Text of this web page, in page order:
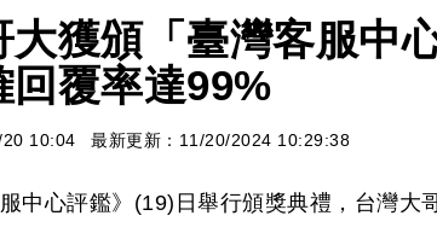
大獲頒「臺灣客服
回覆率達99%
10:04 最新更新：11/20/2024 10:29:38
中心評鑑》(19)日舉行頒獎典禮，台灣大